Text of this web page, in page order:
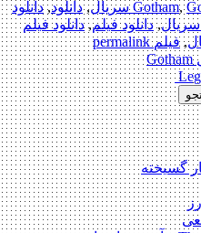
,دانلود,دانلود
, دانلود فیلم,دانلود فیلم
permalink